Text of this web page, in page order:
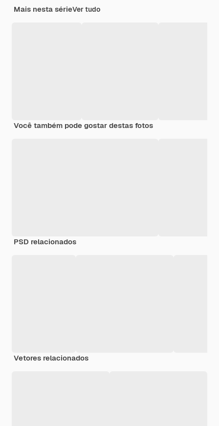
Mais nesta sérieVer tudo
Você também pode gostar destas fotos
PSD relacionados
Vetores relacionados